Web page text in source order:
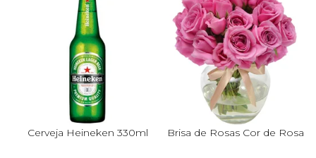
Cerveja Heineken 330ml Brisa de Rosas Cor de Rosa